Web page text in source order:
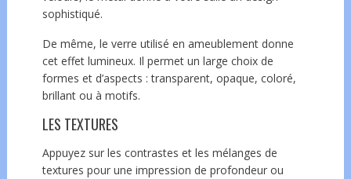
sophistiqué.
De même, le verre utilisé en ameublement donne
cet effet lumineux. Il permet un large choix de
formes et d’aspects : transparent, opaque, coloré,
brillant ou à motifs.
LES TEXTURES
Appuyez sur les contrastes et les mélanges de
textures pour une impression de profondeur ou